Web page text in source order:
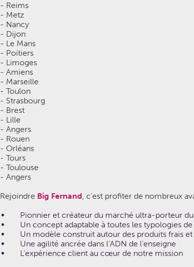
- Reims
- Metz
- Nancy
- Dijon
- Le Mans
- Poitiers
- Limoges
- Amiens
- Marseille
- Toulon
- Strasbourg
- Brest
- Lille
- Angers
- Rouen
- Orléans
- Tours
- Toulouse
- Angers
Rejoindre Big Fernand, c'est profiter de nombreux
Pionnier et créateur du marché ultra-porteur
Un concept adaptable à toutes les typologies
Un modèle construit autour des produits frais
Une agilité ancrée dans l’ADN de l’enseigne
L’expérience client au cœur de notre mission